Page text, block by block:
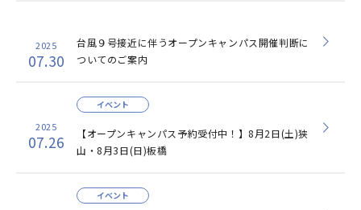
2025
07.30
台風９号接近に伴うオープンキャンパス開催判断に
ついてのご案内
2025
07.26
【オープンキャンパス予約受付中！】8月2日(土)狭
山・8月3日(日)板橋
イベント
イベント